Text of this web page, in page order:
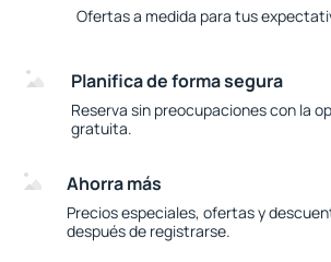
Ofertas a medida para tus
Planifica de forma segura
Reserva sin preocupaciones con la
gratuita.
Ahorra más
Precios especiales, ofertas y
después de registrarse.